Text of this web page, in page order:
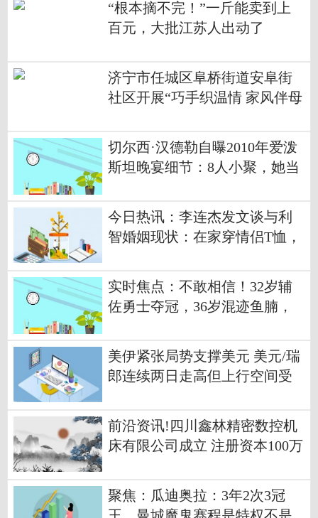
“根本摘不完！”一斤能卖到上
百元，大批江苏人出动了
济宁市任城区阜桥街道安阜街
社区开展“巧手织温情 家风伴母
切尔西·汉德勒自曝2010年爱泼
斯坦晚宴细节：8人小聚，她当
今日热讯：李连杰发文谈与利
智婚姻现状：在家穿情侣T恤，
实时焦点：不敢相信！32岁辅
佐勇士夺冠，36岁混迹鱼腩，
美伊紧张局势支撑美元 美元/瑞
郎连续两日走高但上行空间受
前沿资讯!四川鑫林精密数控机
床有限公司成立 注册资本100万
聚焦：瓜迪奥拉：3年2次3冠